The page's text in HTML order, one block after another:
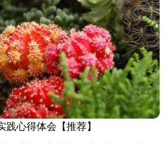
践心得体会【推荐】